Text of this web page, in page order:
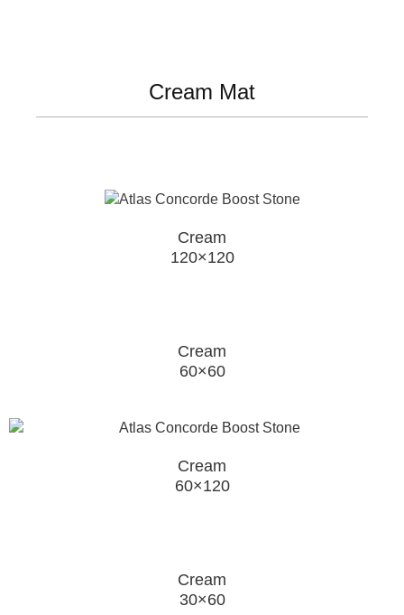
Cream Mat
Cream
120×120
Cream
60×60
Cream
60×120
Cream
30×60